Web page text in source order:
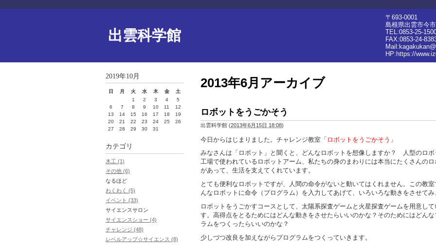
出雲科学館
〒693-0001
島根県出雲市今
TEL:0853-25-
FAX:0853-24-
HP: https://
2013年6月アーカイブ
ロボットをうごかそう
出雲科学館 (2013年6月15日 18:08)
今日からはじまりました。チャレンジ教室「 ロボットをうごかそう 」
みなさんは「ロボット」と聞くと、どんなロボットを想像しますか？ 人型のロボ
工場で使われているロボットアーム、私たちの身のまわりには本当にたくさんのロ
があって、生活を支えてくれています。
とても便利なロボットですが、人間の命令がないと動いてはくれません。この教室
んなロボットに命令（プログラム）を入力してあげて、いろいろな動きをさせてみ
ロボットをうごかすコースとして、太陽系探査ゲームと火星探査ゲームを用意して
す。高得点をとるためにはどんな動きをさせたらいいのかな？そのためにはどんな
ラムをつくったらいいのかな？
少しづつ改良を加えながらプログラムをつくっていきます。
2019年10月
日 月 火 水 木 金
土
1
2 3 4
5
6
7 8 9 10 11
12
13
14 15 16 17 18
19
20
21 22 23 24 25
26
27
28 29 30 31
カテゴリ
木工 (1)
その他 (6)
なるほど
わくわく (5)
イベント (33)
サイエンスサロン
サイエンスショー (4)
チャレンジ (48)
レベルアップ☆サイエンス (8)